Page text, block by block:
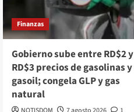
Finanzas
Gobierno sube entre RD$2 y
RD$3 precios de gasolinas y
gasoil; congela GLP y gas
natural